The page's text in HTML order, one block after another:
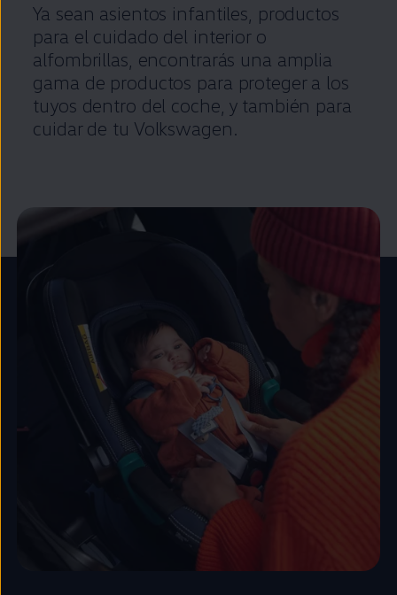
Ya sean asientos infantiles, productos
para el cuidado del interior o
alfombrillas, encontrarás una amplia
gama de productos para proteger a los
tuyos dentro del coche , y también para
cuidar de tu Volkswagen.